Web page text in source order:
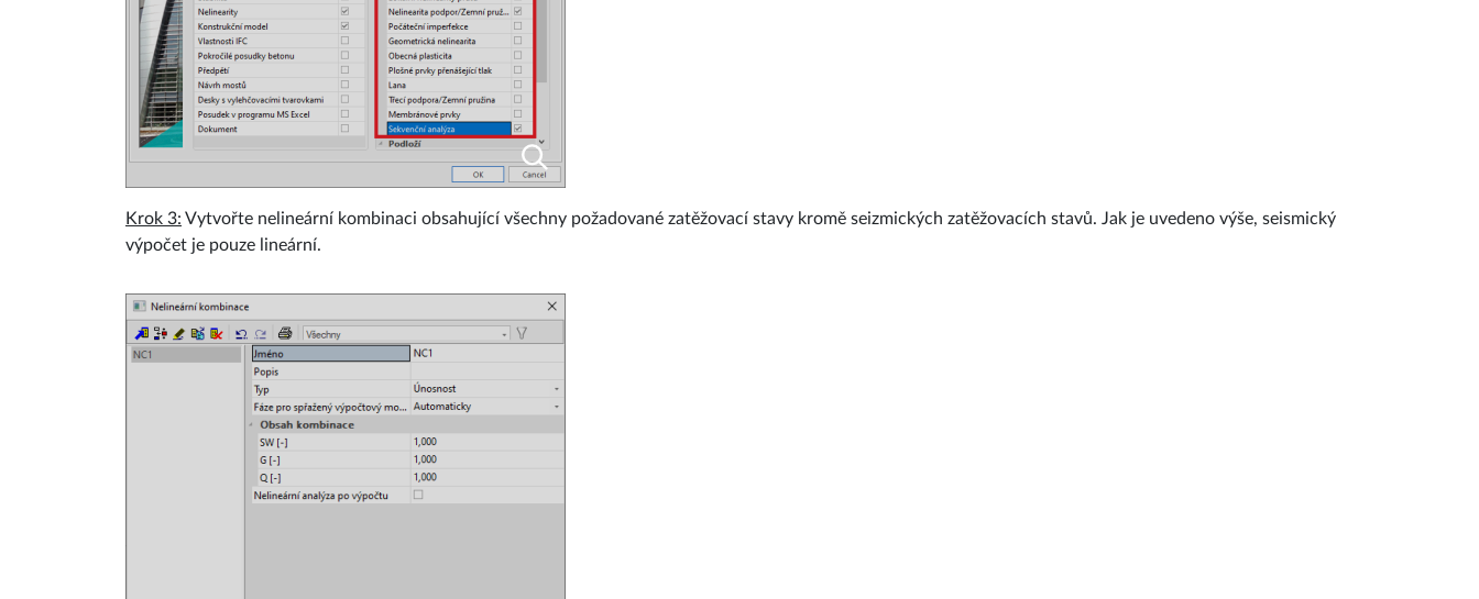
Krok 3: Vytvořte nelineární kombinaci obsahující všechny požadované zatěžovací stavy kromě seizmických zatěžovacích stavů. Jak je uvedeno výše, seismický
výpočet je pouze lineární.